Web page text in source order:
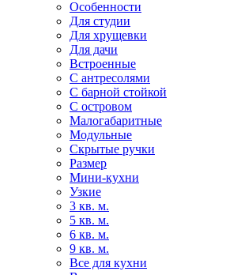
Особенности
Для студии
Для хрущевки
Для дачи
Встроенные
С антресолями
С барной стойкой
С островом
Малогабаритные
Модульные
Скрытые ручки
Размер
Мини-кухни
Узкие
3 кв. м.
5 кв. м.
6 кв. м.
9 кв. м.
Все для кухни